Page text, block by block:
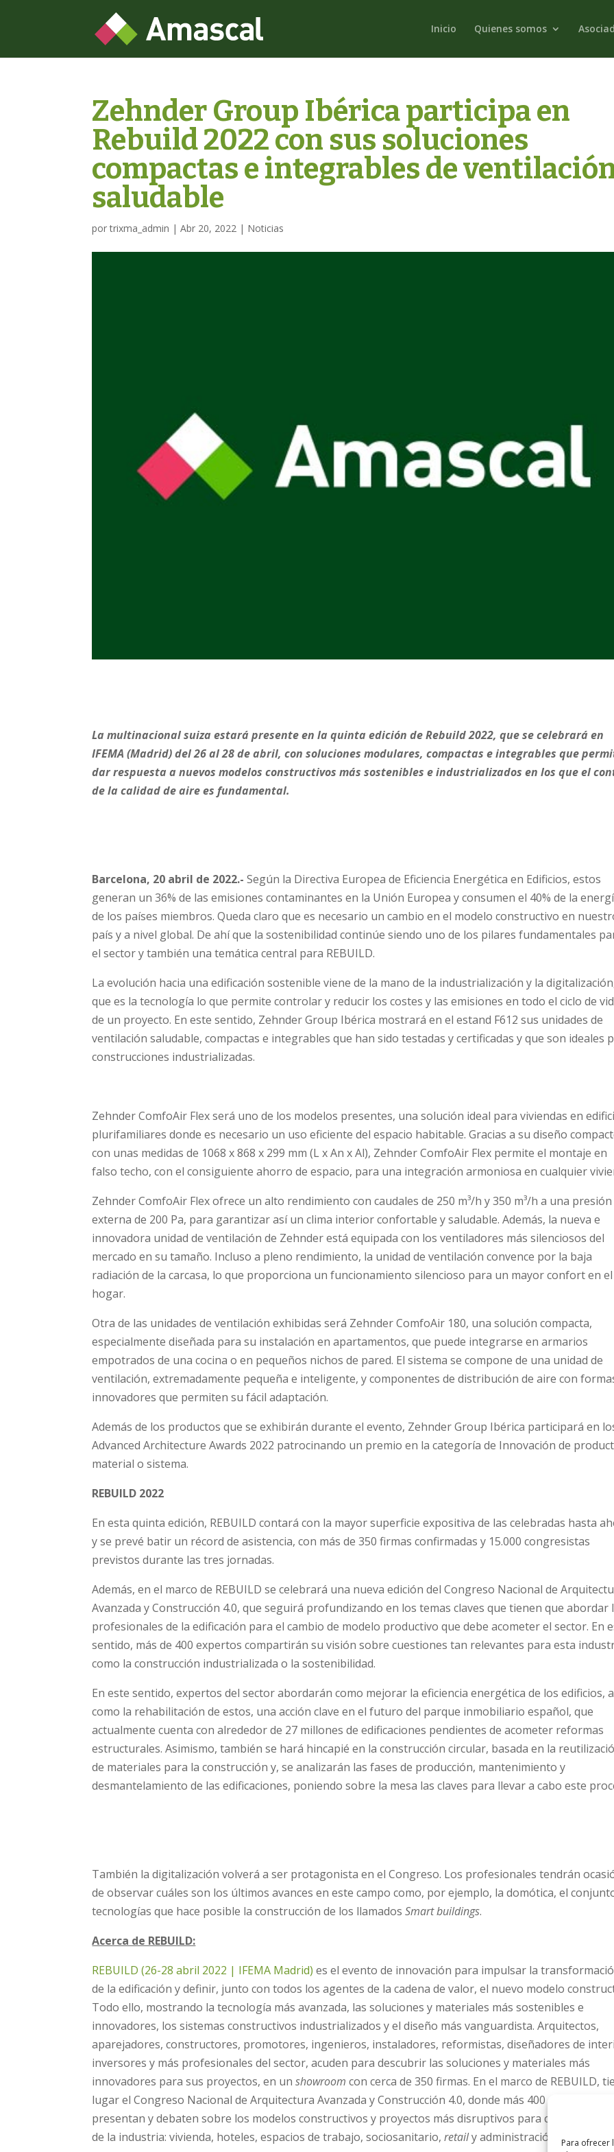
Para ofrecer
Inicio Quienes somos
Zehnder Group Ibérica participa en
Rebuild 2022 con sus soluciones
compactas e integrables de
saludable
portrixma_admin |Abr 20, 2022 | Noticias
La multinacional suiza estará presente en la quinta edición de Rebuild 2022, que se celebrará en
IFEMA (Madrid) del 26 al 28 de abril, con soluciones modulares, compactas e integrables que
dar respuesta a nuevos modelos constructivos más sostenibles e industrializados en los que el
de la calidad de aire es fundamental.
Barcelona, 20 abril de 2022.-Según la Directiva Europea de Eficiencia Energética en Edificios, estos
generan un 36% de las emisiones contaminantes en la Unión Europea y consumen el 40% de la
de los países miembros. Queda claro que es necesario un cambio en el modelo constructivo en
país y a nivel global. De ahí que la sostenibilidad continúe siendo uno de los pilares fundamentales
el sector y también una temática central para REBUILD.
La evolución hacia una edificación sostenible viene de la mano de la industrialización y la
que es la tecnología lo que permite controlar y reducir los costes y las emisiones en todo el ciclo de
de un proyecto. En este sentido, Zehnder Group Ibérica mostrará en el estand F612 sus unidades de
ventilación saludable, compactas e integrables que han sido testadas y certificadas y que son ideales
construcciones industrializadas.
Zehnder ComfoAir Flex será uno de los modelos presentes, una solución ideal para viviendas en
plurifamiliares donde es necesario un uso eficiente del espacio habitable. Gracias a su diseño
con unas medidas de 1068 x 868 x 299 mm (L x An x Al), Zehnder ComfoAir Flex permite el montaje en
falso techo, con el consiguiente ahorro de espacio, para una integración armoniosa en cualquier
Zehnder ComfoAir Flex ofrece un alto rendimiento con caudales de 250 m³/h y 350 m³/h a una presión
externa de 200 Pa, para garantizar así un clima interior confortable y saludable. Además, la nueva e
innovadora unidad de ventilación de Zehnder está equipada con los ventiladores más silenciosos del
mercado en su tamaño. Incluso a pleno rendimiento, la unidad de ventilación convence por la baja
radiación de la carcasa, lo que proporciona un funcionamiento silencioso para un mayor confort en el
hogar.
Otra de las unidades de ventilación exhibidas será Zehnder ComfoAir 180, una solución compacta,
especialmente diseñada para su instalación en apartamentos, que puede integrarse en armarios
empotrados de una cocina o en pequeños nichos de pared. El sistema se compone de una unidad de
ventilación, extremadamente pequeña e inteligente, y componentes de distribución de aire con
innovadores que permiten su fácil adaptación.
Además de los productos que se exhibirán durante el evento, Zehnder Group Ibérica participará en
Advanced Architecture Awards 2022 patrocinando un premio en la categoría de Innovación de
material o sistema.
REBUILD 2022
En esta quinta edición, REBUILD contará con la mayor superficie expositiva de las celebradas hasta
y se prevé batir un récord de asistencia, con más de 350 firmas confirmadas y 15.000 congresistas
previstos durante las tres jornadas.
Además, en el marco de REBUILD se celebrará una nueva edición del Congreso Nacional de
Avanzada y Construcción 4.0, que seguirá profundizando en los temas claves que tienen que abordar
profesionales de la edificación para el cambio de modelo productivo que debe acometer el sector. En
sentido, más de 400 expertos compartirán su visión sobre cuestiones tan relevantes para esta
como la construcción industrializada o la sostenibilidad.
En este sentido, expertos del sector abordarán como mejorar la eficiencia energética de los edificios,
como la rehabilitación de estos, una acción clave en el futuro del parque inmobiliario español, que
actualmente cuenta con alrededor de 27 millones de edificaciones pendientes de acometer reformas
estructurales. Asimismo, también se hará hincapié en la construcción circular, basada en la
de materiales para la construcción y, se analizarán las fases de producción, mantenimiento y
desmantelamiento de las edificaciones, poniendo sobre la mesa las claves para llevar a cabo este
También la digitalización volverá a ser protagonista en el Congreso. Los profesionales tendrán
de observar cuáles son los últimos avances en este campo como, por ejemplo, la domótica, el
tecnologías que hace posible la construcción de los llamadosSmart buildings.
Acerca de REBUILD:
REBUILD (26-28 abril 2022 | IFEMA Madrid) es el evento de innovación para impulsar la
de la edificación y definir, junto con todos los agentes de la cadena de valor, el nuevo modelo
Todo ello, mostrando la tecnología más avanzada, las soluciones y materiales más sostenibles e
innovadores, los sistemas constructivos industrializados y el diseño más vanguardista. Arquitectos,
aparejadores, constructores, promotores, ingenieros, instaladores, reformistas, diseñadores de
inversores y más profesionales del sector, acuden para descubrir las soluciones y materiales más
innovadores para sus proyectos, en unshowroom con cerca de 350 firmas. En el marco de REBUILD,
lugar el Congreso Nacional de Arquitectura Avanzada y Construcción 4.0, donde más 400 expertos
presentan y debaten sobre los modelos constructivos y proyectos más disruptivos para cada
de la industria: vivienda, hoteles, espacios de trabajo, sociosanitario,retaily administración pública.